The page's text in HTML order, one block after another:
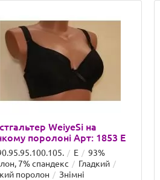
WeiyeSi на
поролоні Арт: 1853 E
E
93%
7% спандекс
Гладкий
поролон
Знімні